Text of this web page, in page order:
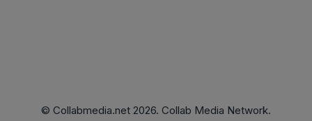
© Collabmedia.net 2026. Collab Media Network.